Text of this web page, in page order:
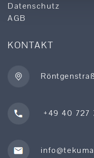
Datenschutz
AGB
KONTAKT
+49 40 727